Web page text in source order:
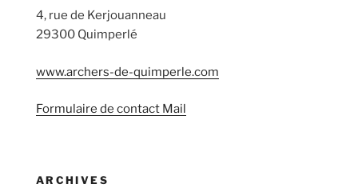
4, rue de Kerjouanneau
29300 Quimperlé
www.archers-de-quimperle.com
Formulaire de contact Mail
ARCHIVES